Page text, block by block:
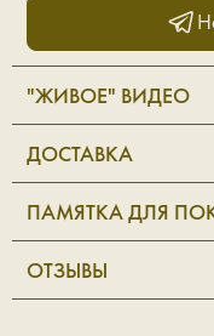
"ЖИВОЕ" ВИДЕО
ДОСТАВКА
ПАМЯТКА ДЛЯ
ОТЗЫВЫ